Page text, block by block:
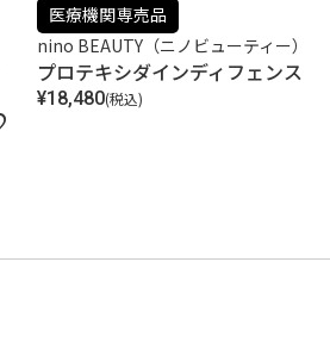
医療機関専売品
nino BEAUTY（ニノビューティー）
プロテキシダインディフェンス
¥18,480 税込